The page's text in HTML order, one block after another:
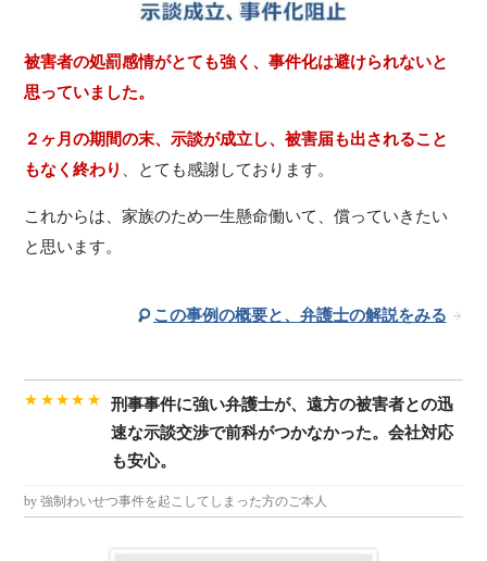
被害者の処罰感情がとても強く、事件化は避けられないと
思っていました。
２ヶ月の期間の末、示談が成立し、被害届も出されること
もなく終わり
、とても感謝しております。
これからは、家族のため一生懸命働いて、償っていきたい
と思います。
この事例の概要と、弁護士の解説をみる
刑事事件に強い弁護士が、遠方の被害者との迅
速な示談交渉で前科がつかなかった。会社対応
も安心。
by 強制わいせつ事件を起こしてしまった方のご本人
★★★★★